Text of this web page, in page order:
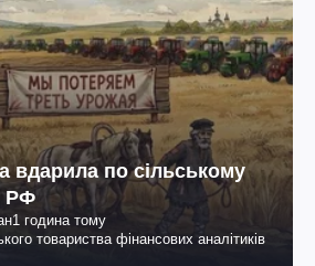
вдарила по сільському
РФ
1 година тому
товариства фінансових аналітиків